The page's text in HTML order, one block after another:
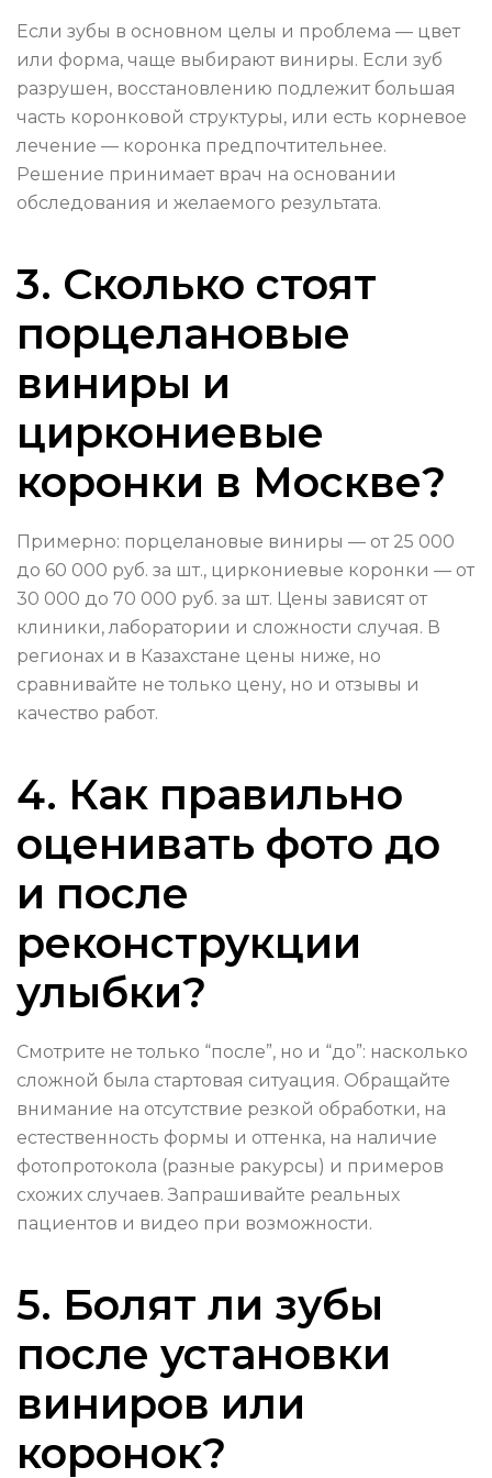
Если зубы в основном целы и проблема — цвет
или форма, чаще выбирают виниры. Если зуб
разрушен, восстановлению подлежит большая
часть коронковой структуры, или есть корневое
лечение — коронка предпочтительнее.
Решение принимает врач на основании
обследования и желаемого результата.
3. Сколько стоят
порцелановые
виниры и
циркониевые
коронки в Москве?
Примерно: порцелановые виниры — от 25 000
до 60 000 руб. за шт., циркониевые коронки — от
30 000 до 70 000 руб. за шт. Цены зависят от
клиники, лаборатории и сложности случая. В
регионах и в Казахстане цены ниже, но
сравнивайте не только цену, но и отзывы и
качество работ.
4. Как правильно
оценивать фото до
и после
реконструкции
улыбки?
Смотрите не только “после”, но и “до”: насколько
сложной была стартовая ситуация. Обращайте
внимание на отсутствие резкой обработки, на
естественность формы и оттенка, на наличие
фотопротокола (разные ракурсы) и примеров
схожих случаев. Запрашивайте реальных
пациентов и видео при возможности.
5. Болят ли зубы
после установки
виниров или
коронок?